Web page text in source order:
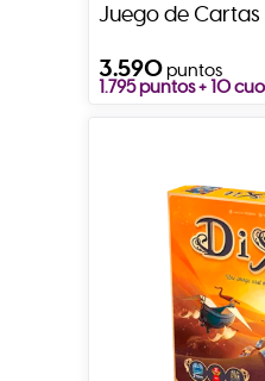
Juego de Cartas
3.590puntos
1.795 puntos + 10